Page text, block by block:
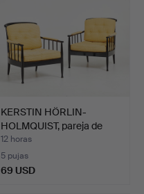
KERSTIN HÖRLIN-
HOLMQUIST, pareja de
sillon…
12 horas
5 pujas
69 USD